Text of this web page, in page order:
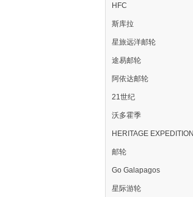
HFC
斯库拉
星旅远洋邮轮
途易邮轮
阿依达邮轮
21世纪
沃多霍季
HERITAGE
邮轮
Go Galapagos
星际游轮